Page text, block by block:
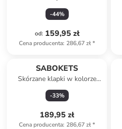
khaki
-44%
od: 159,95 zł
Cena producenta: 286,67 zł*
SABOKETS
Skórzane klapki w kolorze
jasnobrązowym
-33%
189,95 zł
Cena producenta: 286,67 zł*